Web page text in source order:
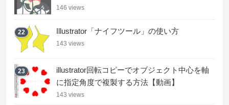
146 views
22 Illustrator「ナイフツール」の使い方
143 views
23
illustrator回転コピーでオブジェクト中心を軸
に指定角度で複製する方法【動画】
143 views